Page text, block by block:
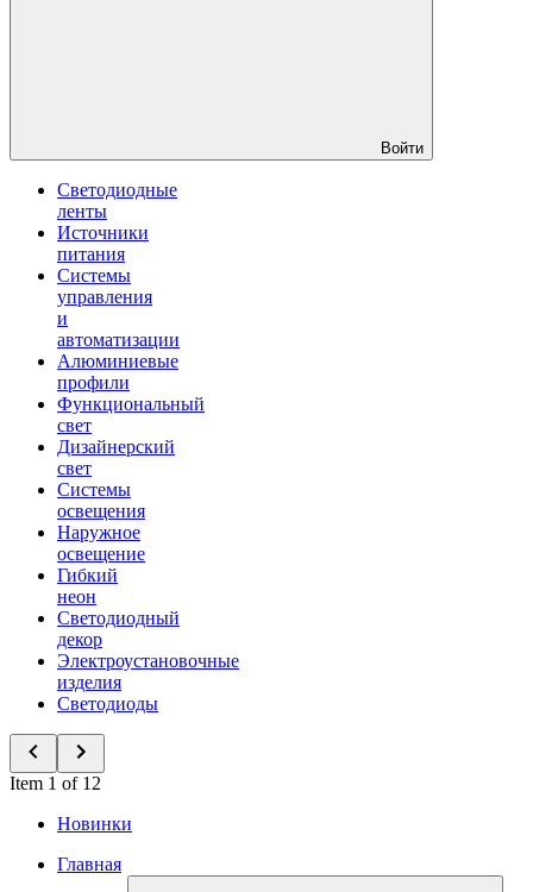
Войти
Светодиодные
ленты
Источники
питания
Системы
управления
и
автоматизации
Алюминиевые
профили
Функциональный
свет
Дизайнерский
свет
Системы
освещения
Наружное
освещение
Гибкий
неон
Светодиодный
декор
Электроустановочные
изделия
Светодиоды
Item 1 of 12
Новинки
Главная